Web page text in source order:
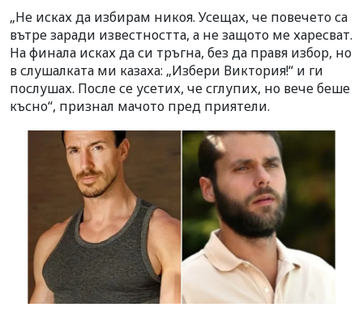
„Не исках да избирам никоя. Усещах, че повечето са
вътре заради известността, а не защото ме харесват.
На финала исках да си тръгна, без да правя избор, но
в слушалката ми казаха: „Избери Виктория!“ и ги
послушах. После се усетих, че сглупих, но вече беше
късно“, признал мачото пред приятели.